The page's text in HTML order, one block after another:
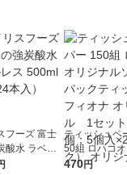
フーズ 富士
酸水 ラベル
1箱（24
ティッシュペ
50組 ロハコ
ルソフトパッ
470円